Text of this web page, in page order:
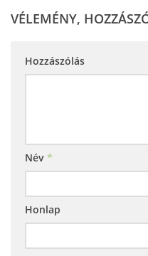
VÉLEMÉNY,
Hozzászólás
Név *
Honlap